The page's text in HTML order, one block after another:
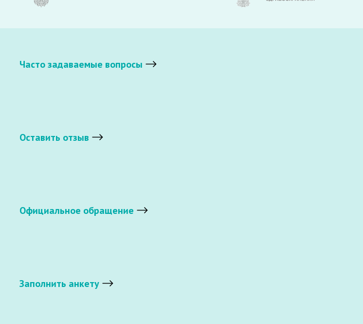
Часто задаваемые вопросы
Оставить отзыв
Официальное обращение
Заполнить анкету